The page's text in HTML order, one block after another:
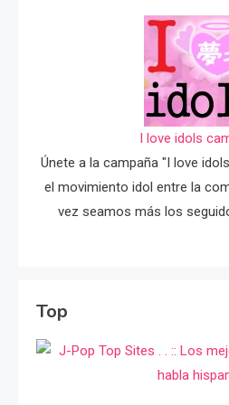
I love idols
Únete a la campaña "I love
el movimiento idol entre la
vez seamos más los
Top